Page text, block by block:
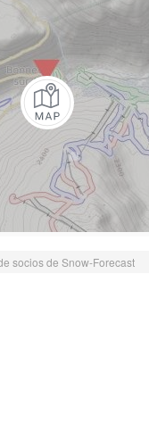
socios de Snow-Forecast